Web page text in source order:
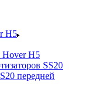
H5
Hover H5
SS20
передней